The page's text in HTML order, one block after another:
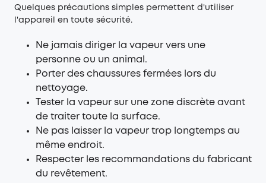
Quelques précautions simples permettent d'utiliser
l'appareil en toute sécurité.
Ne jamais diriger la vapeur vers une
personne ou un animal.
Porter des chaussures fermées lors du
nettoyage.
Tester la vapeur sur une zone discrète avant
de traiter toute la surface.
Ne pas laisser la vapeur trop longtemps au
même endroit.
Respecter les recommandations du fabricant
du revêtement.